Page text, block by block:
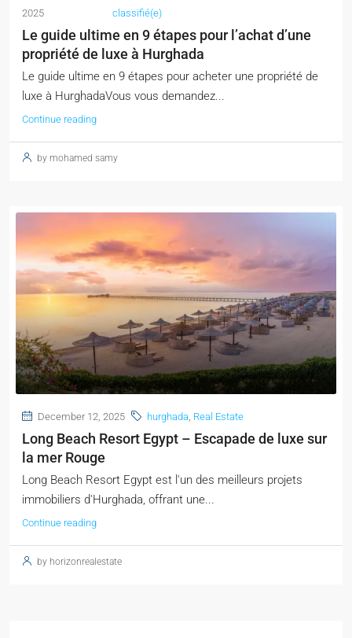
2025
classifié(e)
Le guide ultime en 9 étapes pour l’achat d’une
propriété de luxe à Hurghada
Le guide ultime en 9 étapes pour acheter une propriété de
luxe à HurghadaVous vous demandez...
Continue reading
by mohamed samy
December 12, 2025 hurghada Real Estate
Long Beach Resort Egypt – Escapade de luxe sur
la mer Rouge
Long Beach Resort Egypt est l'un des meilleurs projets
immobiliers d'Hurghada, offrant une...
Continue reading
by horizonrealestate